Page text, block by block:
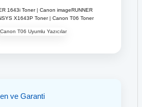
1643i Toner | Canon imageRUNNER
X1643P Toner | Canon T06 Toner
ve Garanti